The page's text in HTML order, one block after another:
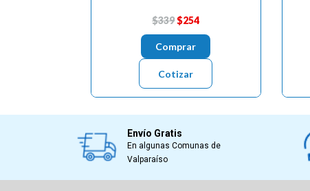
$339$254
Comprar
Cotizar
Envío Gratis
En algunas Comunas de
Valparaíso